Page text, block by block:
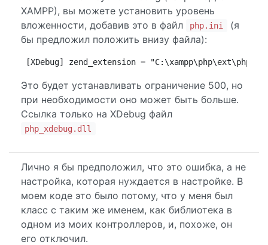
XAMPP), вы можете установить уровень
вложенности, добавив это в файл
php.ini
(я
бы предложил положить внизу файла):
[XDebug] zend_extension =
Это будет устанавливать ограничение 500, но
при необходимости оно может быть больше.
Ссылка только на XDebug файл
php_xdebug.dll
Лично я бы предположил, что это ошибка, а не
настройка, которая нуждается в настройке. В
моем коде это было потому, что у меня был
класс с таким же именем, как библиотека в
одном из моих контроллеров, и, похоже, он
его отключил.